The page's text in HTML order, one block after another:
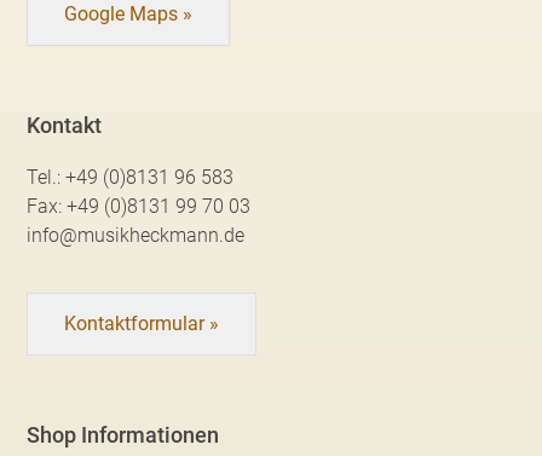
Google Maps »
Kontakt
Tel.:+49 (0)8131 96 583
Fax:+49 (0)8131 99 70 03
info@musikheckmann.de
Kontaktformular »
Shop Informationen